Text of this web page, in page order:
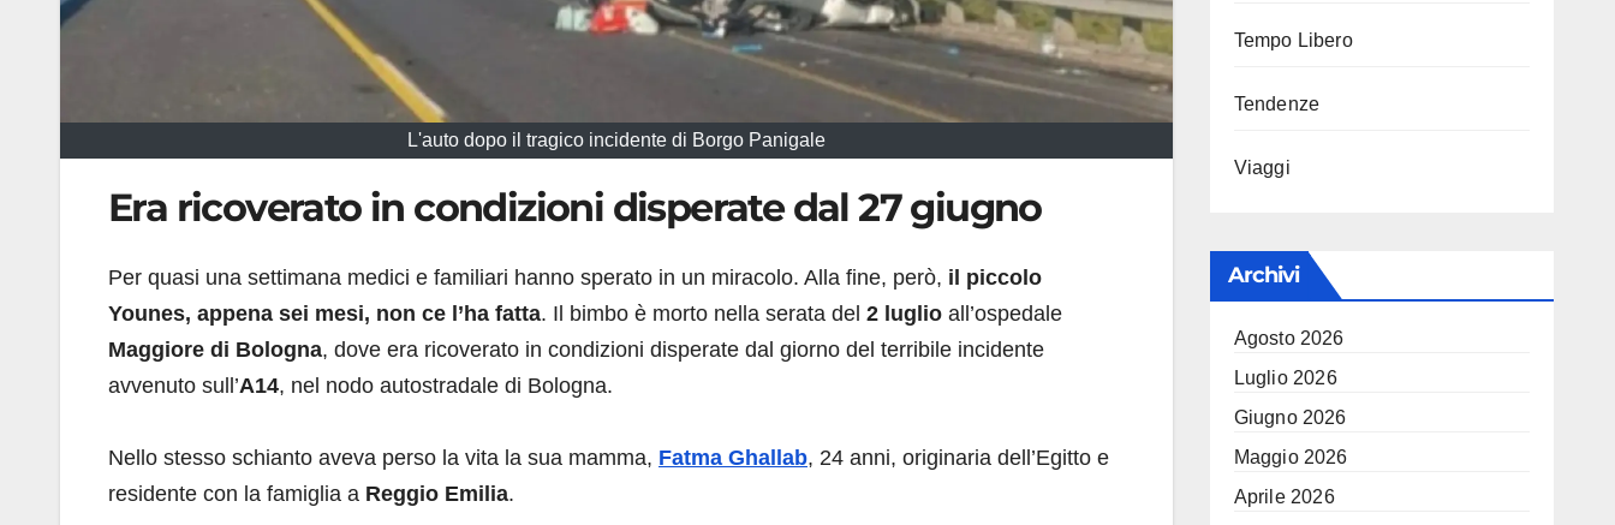
L'auto dopo il tragico incidente di Borgo Panigale
Era ricoverato in condizioni disperate dal 27 giugno
Per quasi una settimana medici e familiari hanno sperato in un miracolo. Alla fine, però, il piccolo
Younes, appena sei mesi, non ce l’ha fatta. Il bimbo è morto nella serata del 2 luglio all’ospedale
Maggiore di Bologna, dove era ricoverato in condizioni disperate dal giorno del terribile incidente
avvenuto sull’A14, nel nodo autostradale di Bologna.
Nello stesso schianto aveva perso la vita la sua mamma, Fatma Ghallab, 24 anni, originaria dell’Egitto e
residente con la famiglia a Reggio Emilia.
Tempo Libero
Tendenze
Viaggi
Archivi
Agosto 2026
Luglio 2026
Giugno 2026
Maggio 2026
Aprile 2026